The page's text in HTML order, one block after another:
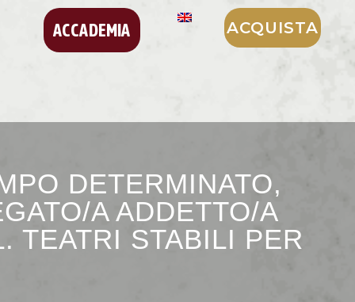
ACCADEMIA ACQUISTA
DETERMINATO,
A ADDETTO/A
TEATRI STABILI PER